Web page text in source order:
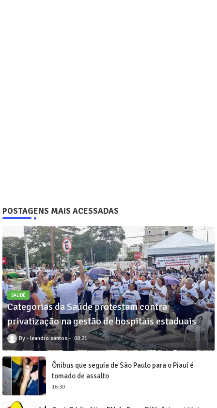
POSTAGENS MAIS ACESSADAS
SAUDÊ
Categorias da Saúde protestam contra
privatização na gestão de hospitais estaduais
leandro santos 08:21
Ônibus que seguia de São Paulo para o Piauí é
tomado de assalto
16:30